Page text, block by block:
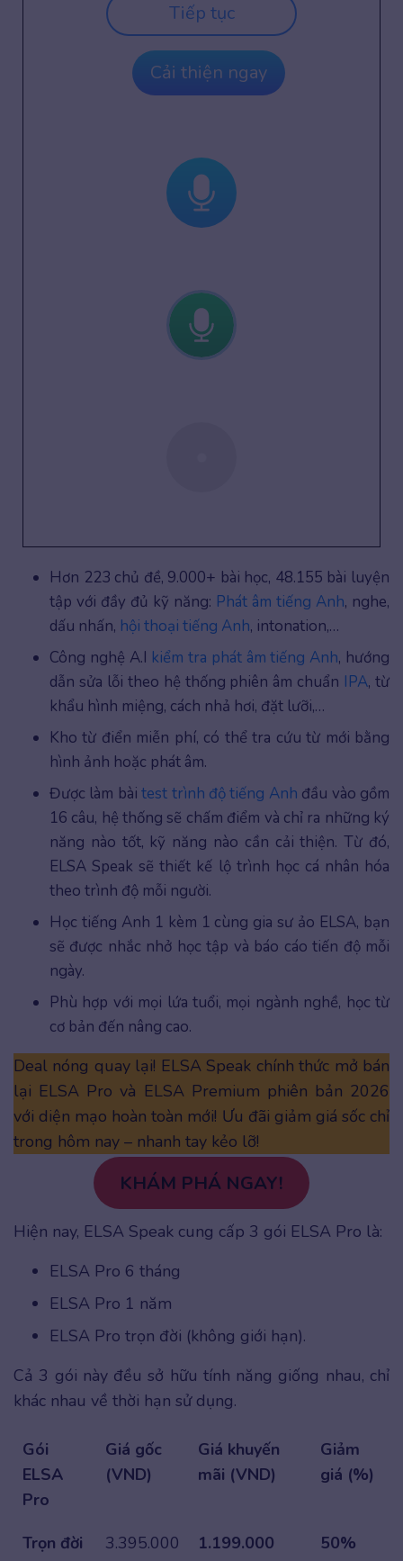
Tiếp tục
Cải thiện ngay
Hơn 223 chủ đề, 9.000+ bài học, 48.155 bài luyện
tập với đầy đủ kỹ năng: Phát âm tiếng Anh, nghe,
dấu nhấn, hội thoại tiếng Anh, intonation,…
Công nghệ A.I kiểm tra phát âm tiếng Anh, hướng
dẫn sửa lỗi theo hệ thống phiên âm chuẩn IPA, từ
khẩu hình miệng, cách nhả hơi, đặt lưỡi,…
Kho từ điển miễn phí, có thể tra cứu từ mới bằng
hình ảnh hoặc phát âm.
Được làm bàitest trình độ tiếng Anh đầu vào gồm
16 câu, hệ thống sẽ chấm điểm và chỉ ra những ký
năng nào tốt, kỹ năng nào cần cải thiện. Từ đó,
ELSA Speak sẽ thiết kế lộ trình học cá nhân hóa
theo trình độ mỗi người.
Học tiếng Anh 1 kèm 1 cùng gia sư ảo ELSA, bạn
sẽ được nhắc nhở học tập và báo cáo tiến độ mỗi
ngày.
Phù hợp với mọi lứa tuổi, mọi ngành nghề, học từ
cơ bản đến nâng cao.
Deal nóng quay lại! ELSA Speak chính thức mở bán
lại ELSA Pro và ELSA Premium phiên bản 2026
với diện mạo hoàn toàn mới! Ưu đãi giảm giá sốc chỉ
trong hôm nay – nhanh tay kẻo lỡ!
KHÁM PHÁ NGAY!
Hiện nay, ELSA Speak cung cấp 3 gói ELSA Pro là:
ELSA Pro 6 tháng
ELSA Pro 1 năm
ELSA Pro trọn đời (không giới hạn).
Cả 3 gói này đều sở hữu tính năng giống nhau, chỉ
khác nhau về thời hạn sử dụng.
Gói
ELSA
Pro
Giá gốc
(VND)
Giá khuyến
mãi (VND)
Giảm
giá (%)
Trọn đời 3.395.000 1.199.000 50%